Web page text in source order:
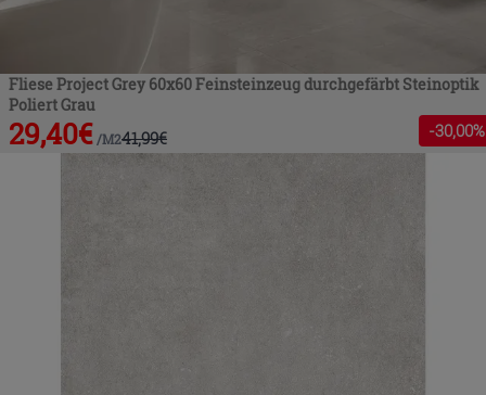
Fliese Project Grey 60x60 Feinsteinzeug durchgefärbt Steinoptik
Poliert Grau
29,40€ /M241,99€ -30,00%